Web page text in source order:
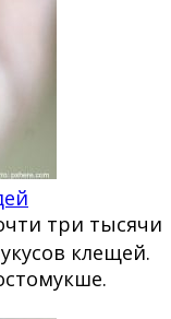
три тысячи
клещей.